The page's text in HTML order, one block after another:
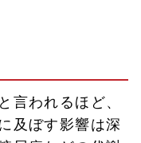
言われるほど、
及ぼす影響は深